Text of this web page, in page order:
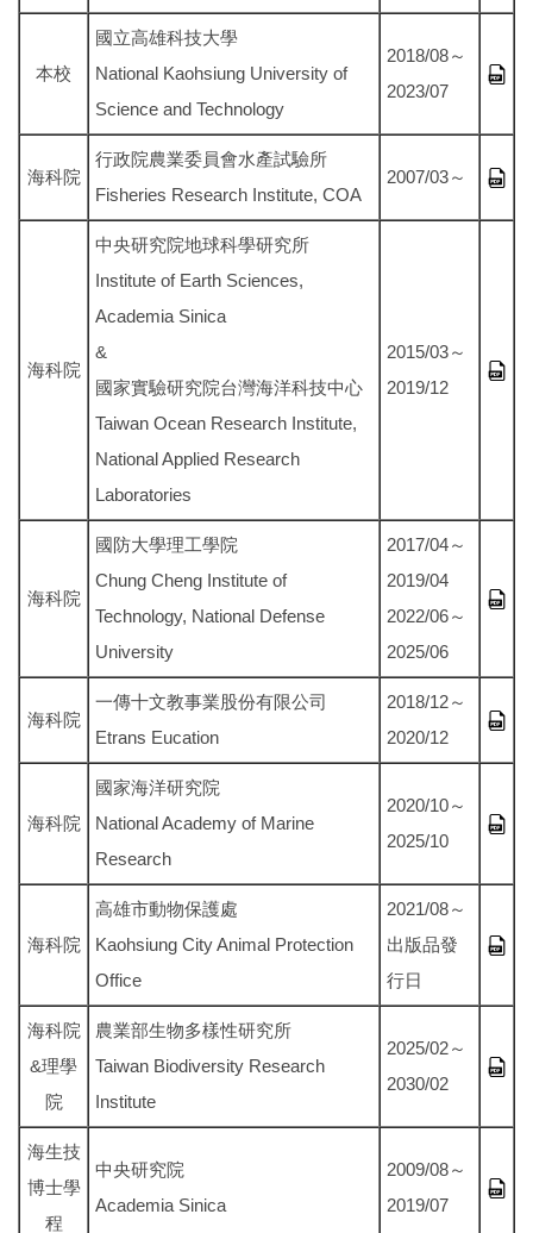
本校
國立高雄科技大學
National Kaohsiung University of
Science and Technology
2018/08～
2023/07
海科院
行政院農業委員會水產試驗所
Fisheries Research Institute, COA
2007/03～
海科院
中央研究院地球科學研究所
Institute of Earth Sciences,
Academia Sinica
&
國家實驗研究院台灣海洋科技中心
Taiwan Ocean Research Institute,
National Applied Research
Laboratories
2015/03～
2019/12
海科院
國防大學理工學院
Chung Cheng Institute of
Technology, National Defense
University
2017/04～
2019/04
2022/06～
2025/06
海科院
一傳十文教事業股份有限公司
Etrans Eucation
2018/12～
2020/12
海科院
國家海洋研究院
National Academy of Marine
Research
2020/10～
2025/10
海科院
高雄市動物保護處
Kaohsiung City Animal Protection
Office
2021/08～
出版品發
行日
海科院
&理學
院
農業部生物多樣性研究所
Taiwan Biodiversity Research
Institute
2025/02～
2030/02
海生技
博士學
程
中央研究院
Academia Sinica
2009/08～
2019/07